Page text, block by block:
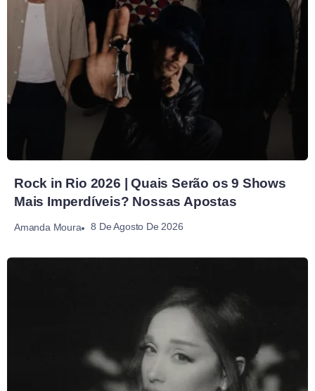
Rock in Rio 2026 | Quais Serão os 9 Shows
Mais Imperdíveis? Nossas Apostas
Amanda Moura 8 De Agosto De 2026